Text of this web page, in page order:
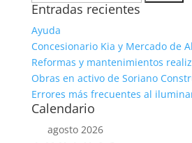
Entradas recientes
Ayuda
Concesionario Kia y Mercado de
Reformas y mantenimientos
Obras en activo de Soriano
Errores más frecuentes al
Calendario
agosto 2026